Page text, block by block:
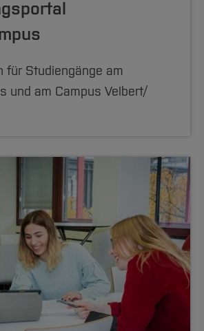
für Studiengänge am
und am Campus Velbert/